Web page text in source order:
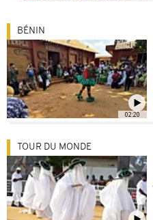
02:20
BÉNIN
TOUR DU MONDE